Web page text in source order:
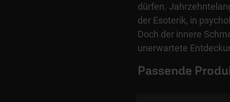
dürfen.
der Esoterik, in
Doch der innere
unerwartete
Passende